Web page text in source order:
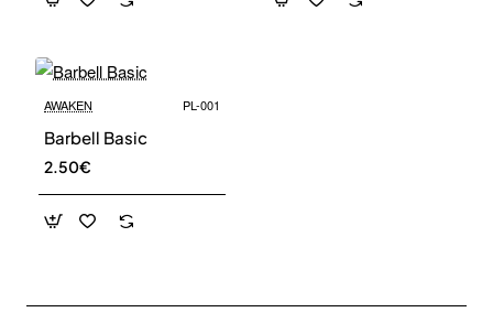
🔥 Bestseller
AWAKEN PL-001
Barbell Basic
2.50€